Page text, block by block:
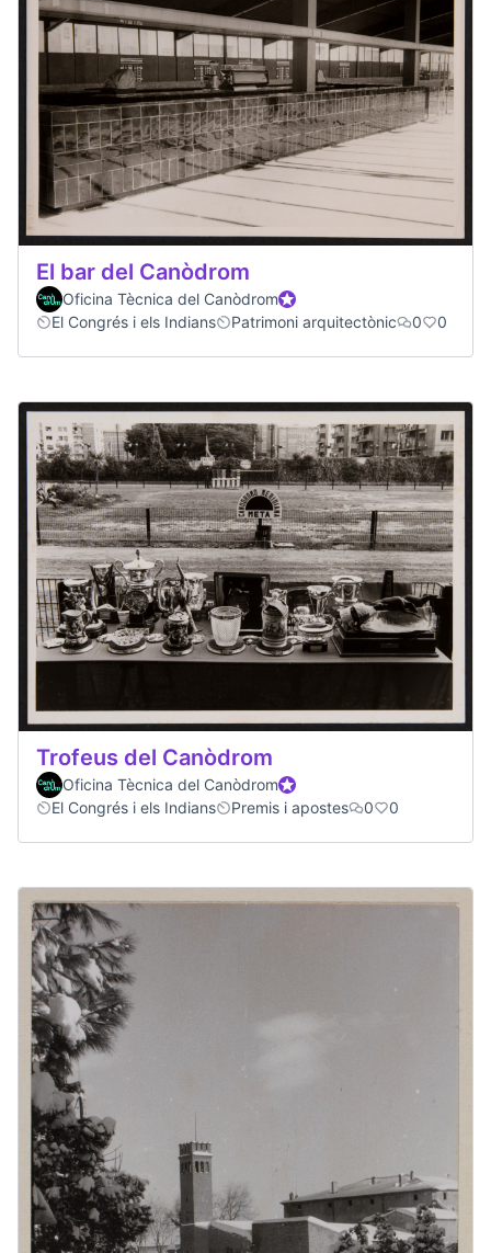
El bar del Canòdrom
Oficina Tècnica del CanòdromOfficial participant
El Congrés i els Indians
Patrimoni arquitectònic 0 0
Trofeus del Canòdrom
Oficina Tècnica del CanòdromOfficial participant
El Congrés i els Indians
Premis i apostes 0 0